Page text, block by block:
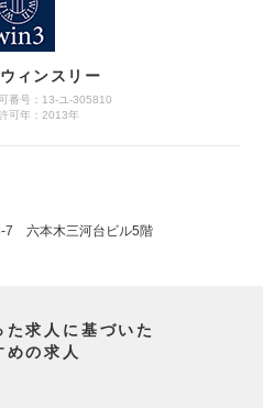
ィンスリー
番号：13-ユ-305810
可年：2013年
7 六本木三河台ビル5階
求人に基づいた
めの求人